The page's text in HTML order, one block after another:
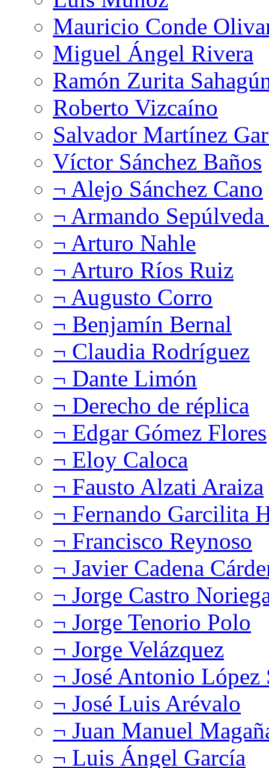
Mauricio Conde
Miguel Ángel Rivera
Ramón Zurita
Roberto Vizcaíno
Salvador Martínez
Víctor Sánchez Baños
¬ Alejo Sánchez Cano
¬ Armando
¬ Arturo Nahle
¬ Arturo Ríos Ruiz
¬ Augusto Corro
¬ Benjamín Bernal
¬ Claudia Rodríguez
¬ Dante Limón
¬ Derecho de réplica
¬ Edgar Gómez Flores
¬ Eloy Caloca
¬ Fausto Alzati Araiza
¬ Fernando Garcilita
¬ Francisco Reynoso
¬ Javier Cadena
¬ Jorge Castro
¬ Jorge Tenorio Polo
¬ Jorge Velázquez
¬ José Antonio López
¬ José Luis Arévalo
¬ Juan Manuel
¬ Luis Ángel García